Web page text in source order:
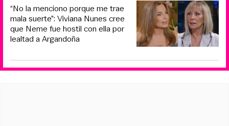
“No la menciono porque me trae
mala suerte”: Viviana Nunes cree
que Neme fue hostil con ella por
lealtad a Argandoña